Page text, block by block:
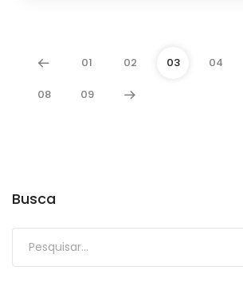
01 02 03 04
08 09
Busca